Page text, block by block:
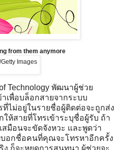
from them anymore
Images
Technology พัฒนาผู้ช่วย
าเพื่อบล็อกสายจากระบบ
ที่ไม่อยู่ในรายชื่อผู้ติดต่อจะถูกส่ง
ห้สายที่โทรเข้าระบุชื่อผู้รับ ถ้า
สมือนจะขัดจังหวะ และพูดว่า
อกชื่อคนที่คุณจะโทรหาอีกครั้ง
ก็จะหยุดการสนทนา ผู้ช่วยจะ